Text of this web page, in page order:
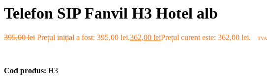
Telefon SIP Fanvil H3 Hotel alb
395,00lei Prețul inițial a fost: 395,00 lei.362,00 leiPrețul curent este: 362,00 lei.
Cod produs: H3